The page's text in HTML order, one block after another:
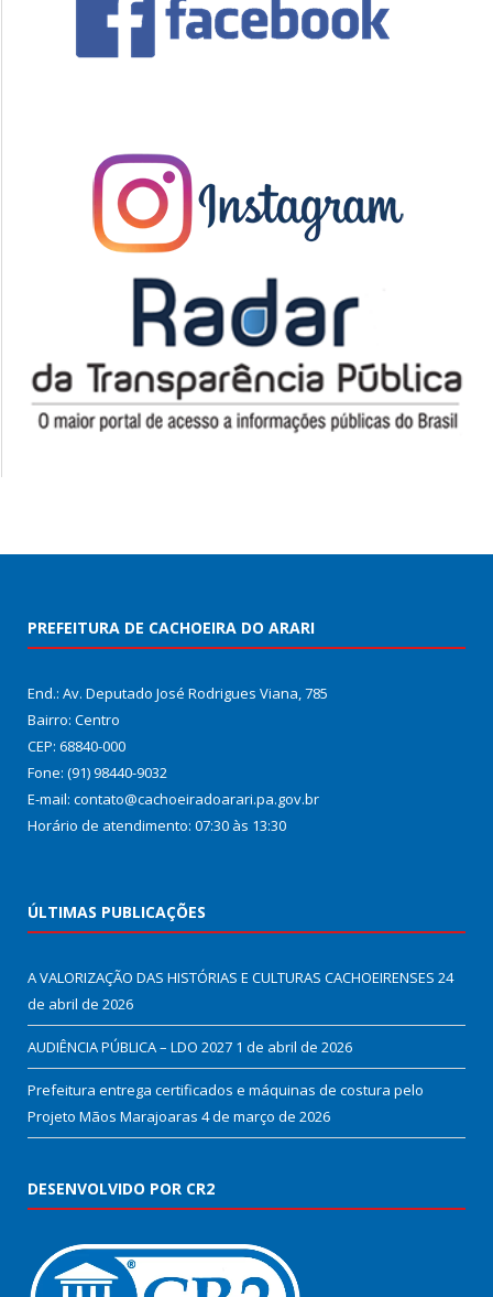
PREFEITURA DE CACHOEIRA DO ARARI
End.: Av. Deputado José Rodrigues Viana, 785
Bairro: Centro
CEP: 68840-000
Fone: (91) 98440-9032
E-mail: contato@cachoeiradoarari.pa.gov.br
Horário de atendimento: 07:30 às 13:30
ÚLTIMAS PUBLICAÇÕES
A VALORIZAÇÃO DAS HISTÓRIAS E CULTURAS CACHOEIRENSES 24
de abril de 2026
AUDIÊNCIA PÚBLICA – LDO 2027 1 de abril de 2026
Prefeitura entrega certificados e máquinas de costura pelo
Projeto Mãos Marajoaras 4 de março de 2026
DESENVOLVIDO POR CR2